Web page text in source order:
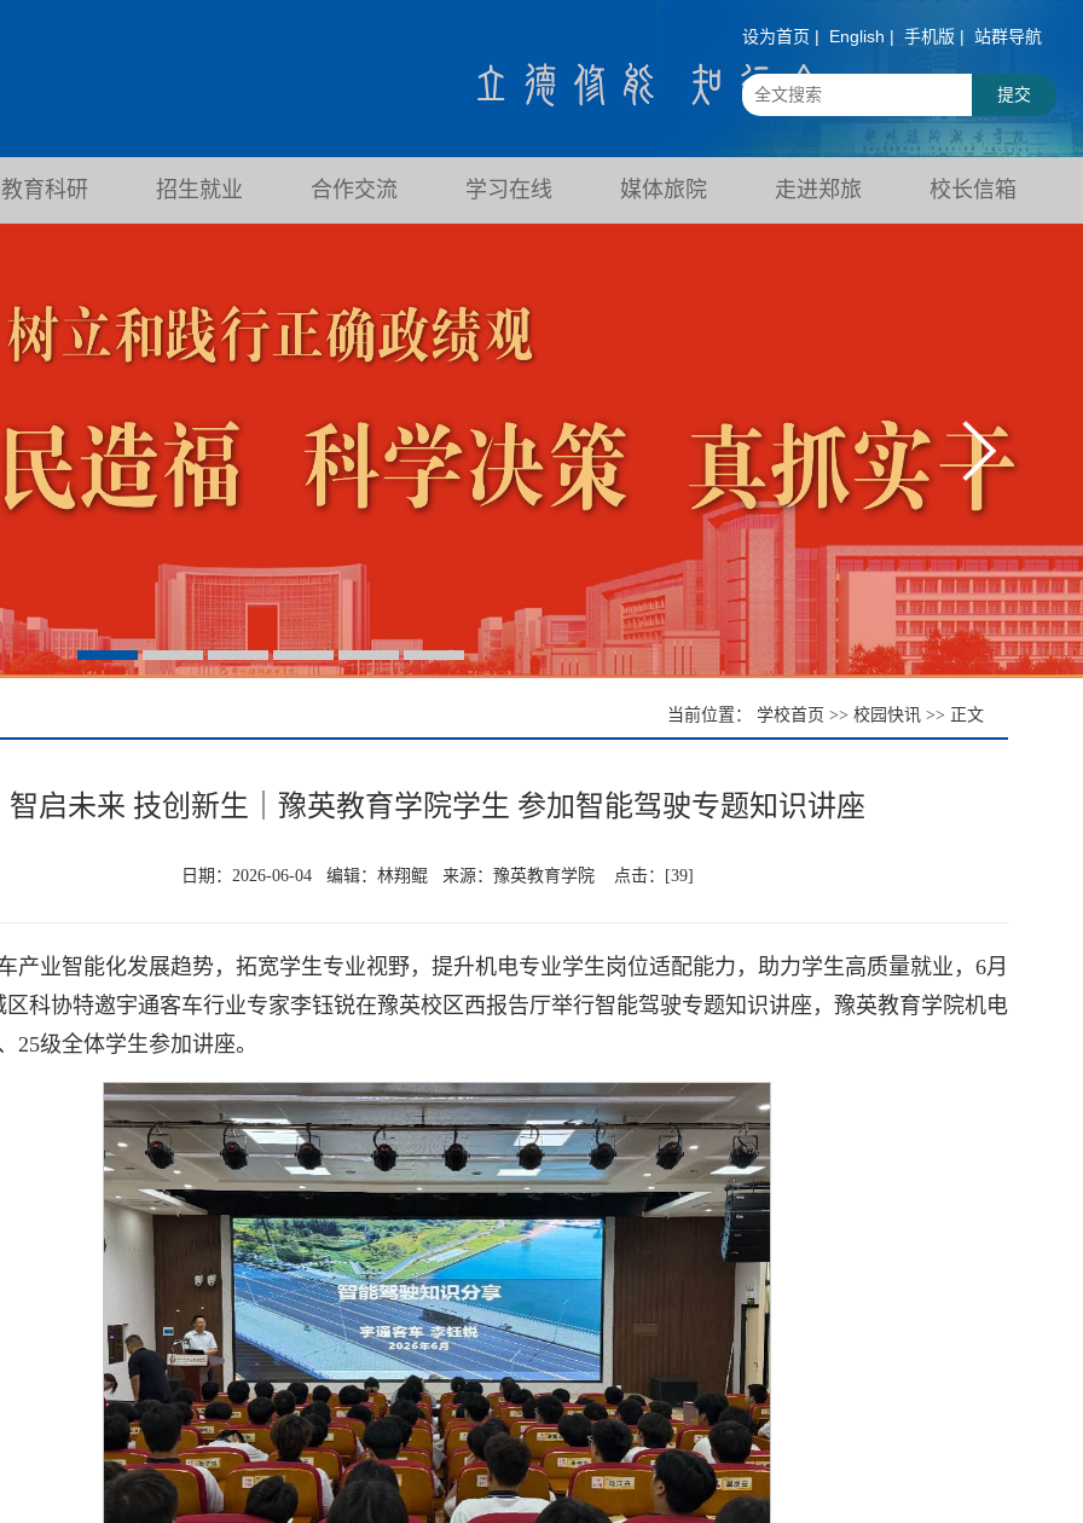
设为首页 | English | 手机版 | 站群导航
育科研 招生就业 合作交流 学习在线 媒体旅院 走进郑旅 校长信箱
当前位置： 学校首页 >> 校园快讯 >> 正文
智启未来 技创新生｜豫英教育学院学生 参加智能驾驶专题知识讲座
日期：2026-06-04 编辑：林翔鲲 来源：豫英教育学院 点击：[39]
产业智能化发展趋势，拓宽学生专业视野，提升机电专业学生岗位适配能力，助力学生高质量就业，6月
区科协特邀宇通客车行业专家李钰锐在豫英校区西报告厅举行智能驾驶专题知识讲座，豫英教育学院机电
25级全体学生参加讲座。